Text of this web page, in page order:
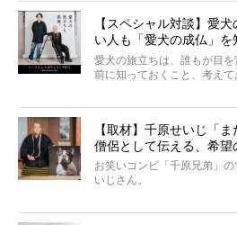
とりを目の当たりにするほ
愛がわたしたちのそれとま
だかうれしくなってしまった
春奈さんとアムちゃんのす
小西がいつくしみながら、
【スペシャル対談】愛
い人も「愛犬の成仏」
はやとも×PELI】
愛犬の旅立ちは、誰もが目
前に知っておくこと、考え
力をもつお笑い芸人「シー
犬の旅立ちや供養についてイ
インタビュアー兼対談相手
識にも長けているPELIさん。
「愛犬が旅立ったあと、ベ
【取材】千原せいじ「
僧侶として伝える、希望
お笑いコンビ「千原兄弟」
いじさん。